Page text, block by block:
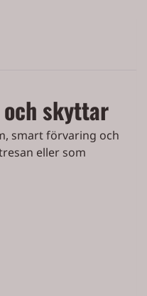
skyttar
smart förvaring och
eller som